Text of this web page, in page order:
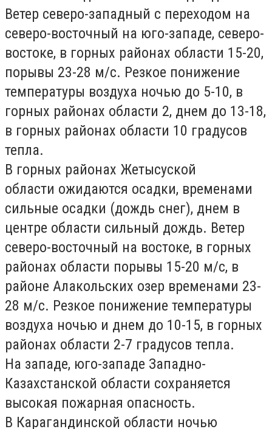
Ветер северо-западный с переходом на
северо-восточный на юго-западе, северо-
востоке, в горных районах области 15-20,
порывы 23-28 м/с. Резкое понижение
температуры воздуха ночью до 5-10, в
горных районах области 2, днем до 13-18,
в горных районах области 10 градусов
тепла.
В горных районах Жетысуской
области ожидаются осадки, временами
сильные осадки (дождь снег), днем в
центре области сильный дождь. Ветер
северо-восточный на востоке, в горных
районах области порывы 15-20 м/с, в
районе Алакольских озер временами 23-
28 м/с. Резкое понижение температуры
воздуха ночью и днем до 10-15, в горных
районах области 2-7 градусов тепла.
На западе, юго-западе Западно-
Казахстанской области сохраняется
высокая пожарная опасность.
В Карагандинской области ночью